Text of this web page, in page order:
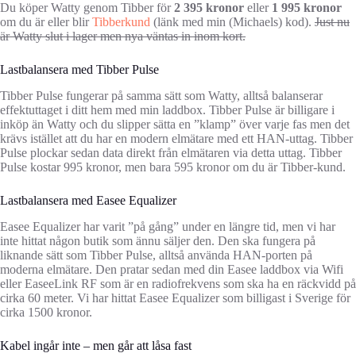
Du köper Watty genom Tibber för2 395 kronor eller 1 995 kronor
om du är eller blirTibberkund (länk med min (Michaels) kod). Just nu
är Watty slut i lager men nya väntas in inom kort.
Lastbalansera med Tibber Pulse
Tibber Pulse fungerar på samma sätt som Watty, alltså balanserar
effektuttaget i ditt hem med min laddbox. Tibber Pulse är billigare i
inköp än Watty och du slipper sätta en ”klamp” över varje fas men det
krävs istället att du har en modern elmätare med ett HAN-uttag. Tibber
Pulse plockar sedan data direkt från elmätaren via detta uttag. Tibber
Pulse kostar 995 kronor, men bara 595 kronor om du är Tibber-kund.
Lastbalansera med Easee Equalizer
Easee Equalizer har varit ”på gång” under en längre tid, men vi har
inte hittat någon butik som ännu säljer den. Den ska fungera på
liknande sätt som Tibber Pulse, alltså använda HAN-porten på
moderna elmätare. Den pratar sedan med din Easee laddbox via Wifi
eller EaseeLink RF som är en radiofrekvens som ska ha en räckvidd på
cirka 60 meter. Vi har hittat Easee Equalizer som billigast i Sverige för
cirka 1500 kronor.
Kabel ingår inte – men går att låsa fast